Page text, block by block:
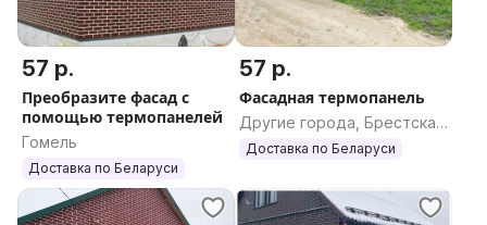
57 р.
Преобразите фасад с
помощью термопанелей
Гомель
Доставка по Беларуси
57 р.
Фасадная термопанель
Другие города, Брестская
область
Доставка по Беларуси